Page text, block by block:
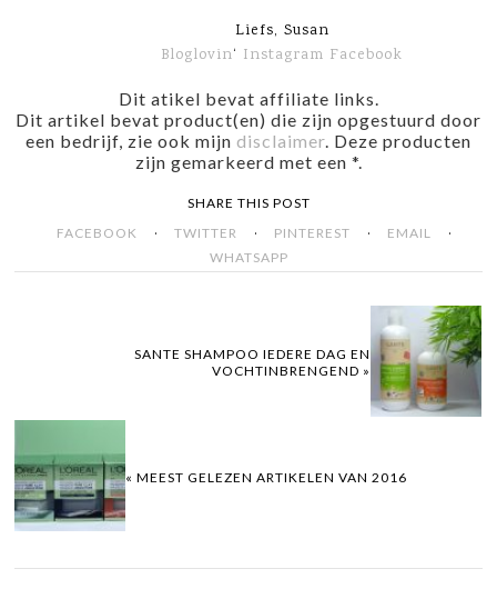
Liefs, Susan
Bloglovin‘ Instagram Facebook
Dit atikel bevat affiliate links.
Dit artikel bevat product(en) die zijn opgestuurd door
een bedrijf, zie ook mijn disclaimer . Deze producten
zijn gemarkeerd met een *.
SHARE THIS POST
FACEBOOK
· TWITTER · PINTEREST · EMAIL ·
WHATSAPP
SANTE SHAMPOO IEDERE DAG EN
VOCHTINBRENGEND »
« MEEST GELEZEN ARTIKELEN VAN 2016